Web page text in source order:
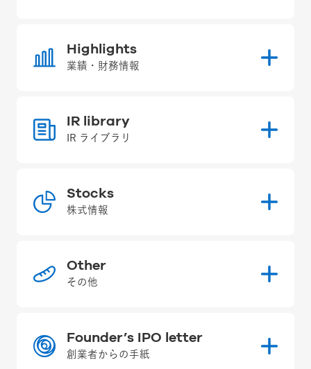
Highlights
業績・財務情報
IR library
IR ライブラリ
Stocks
株式情報
Other
その他
Founder’s IPO letter
創業者からの手紙